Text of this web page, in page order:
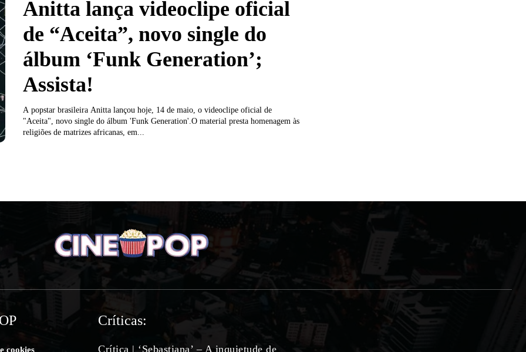
Anitta lança videoclipe oficial
de “Aceita”, novo single do
álbum ‘Funk Generation’;
Assista!
A popstar brasileira Anitta lançou hoje, 14 de maio, o videoclipe oficial de
"Aceita", novo single do álbum 'Funk Generation'.O material presta homenagem às
religiões de matrizes africanas, em...
cookies
Críticas:
Crítica | ‘Sebastiana’ – A inquietude de